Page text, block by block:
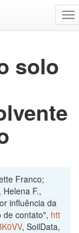
solo
Franco;
F.,
influência da
de contato", htt
, SoilData,